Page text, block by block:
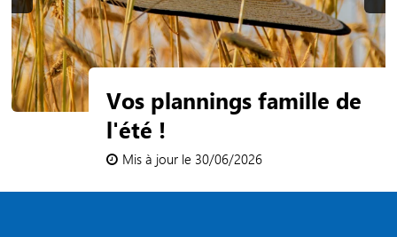
Vos plannings famille de
l'été !
Mis à jour le 30/06/2026